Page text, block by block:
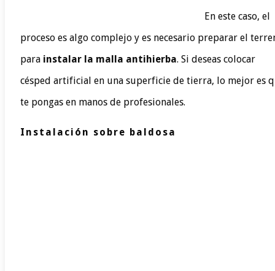
En este caso, el
proceso es algo complejo y es necesario preparar el
para instalar la malla antihierba. Si deseas colocar
césped artificial en una superficie de tierra, lo mejor es
te pongas en manos de profesionales.
Instalación sobre baldosa